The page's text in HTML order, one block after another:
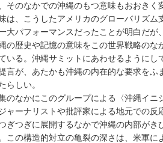
そのなかでの沖縄のもつ意味もおおきく
は、こうしたアメリカのグローバリズム
大パフォーマンスだったことが明白だが
の歴史や記憶の意味をこの世界戦略のな
いる。沖縄サミットにあわせるようにし
言が、あたかも沖縄の内在的な要求をふ
らしい。
なかにこのグループによる〈沖縄イニ
ャーナリストや批評家による地元での反
ぎつぎに展開するなかで沖縄の内部がき
この構造的対立の亀裂の深さは、米軍に